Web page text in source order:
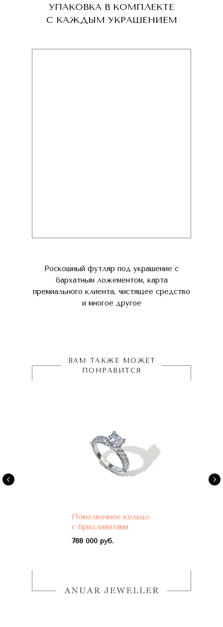
УПАКОВКА В КОМПЛЕКТЕ
С КАЖДЫМ УКРАШЕНИЕМ
Роскошный футляр под украшение с
бархатным ложементом, карта
премиального клиента, чистящее средство
и многое другое
ВАМ ТАКЖЕ МОЖЕТ
ПОНРАВИТСЯ
Помолвочное кольцо
с бриллиантами
788 000 руб.